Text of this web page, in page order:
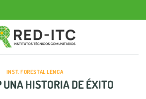
INST. FORESTAL LENCA
UNA HISTORIA DE ÉXITO